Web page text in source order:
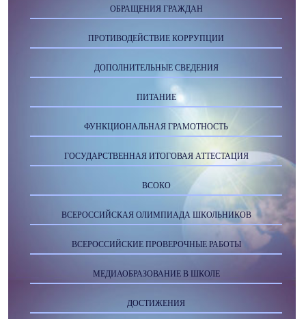
ОБРАЩЕНИЯ ГРАЖДАН
ПРОТИВОДЕЙСТВИЕ КОРРУПЦИИ
ДОПОЛНИТЕЛЬНЫЕ СВЕДЕНИЯ
ПИТАНИЕ
ФУНКЦИОНАЛЬНАЯ ГРАМОТНОСТЬ
ГОСУДАРСТВЕННАЯ ИТОГОВАЯ АТТЕСТАЦИЯ
ВСОКО
ВСЕРОССИЙСКАЯ ОЛИМПИАДА ШКОЛЬНИКОВ
ВСЕРОССИЙСКИЕ ПРОВЕРОЧНЫЕ РАБОТЫ
МЕДИАОБРАЗОВАНИЕ В ШКОЛЕ
ДОСТИЖЕНИЯ